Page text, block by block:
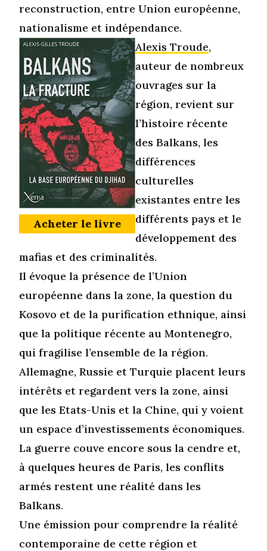
reconstruction, entre Union européenne,
nationalisme et indépendance.
Acheter le livre
Alexis Troude,
auteur de nombreux
ouvrages sur la
région, revient sur
l’histoire récente
des Balkans, les
différences
culturelles
existantes entre les
différents pays et le
développement des
mafias et des criminalités.
Il évoque la présence de l’Union
européenne dans la zone, la question du
Kosovo et de la purification ethnique, ainsi
que la politique récente au Montenegro,
qui fragilise l’ensemble de la région.
Allemagne, Russie et Turquie placent leurs
intérêts et regardent vers la zone, ainsi
que les Etats-Unis et la Chine, qui y voient
un espace d’investissements économiques.
La guerre couve encore sous la cendre et,
à quelques heures de Paris, les conflits
armés restent une réalité dans les
Balkans.
Une émission pour comprendre la réalité
contemporaine de cette région et